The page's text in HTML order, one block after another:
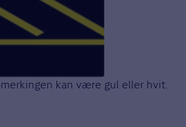
kan være gul eller hvit.